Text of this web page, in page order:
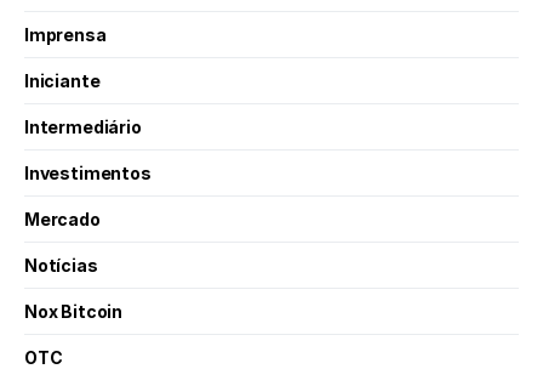
Imprensa
Iniciante
Intermediário
Investimentos
Mercado
Notícias
Nox Bitcoin
OTC